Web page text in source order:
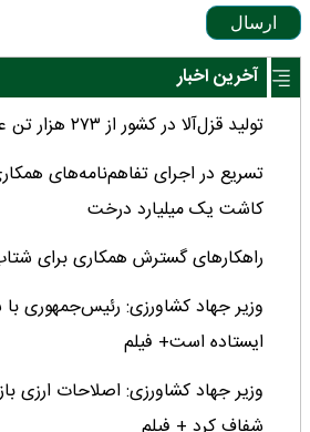
ارسال
آخرین اخبار
تولید قزل‌آلا در کشور از ۲۷۳ هزار تن عبور کرد
تسریع در اجرای تفاهم‌نامه‌های
کاشت یک میلیارد درخت
راهکارهای گسترش همکاری برای
وزیر جهاد کشاورزی: رئیس‌جمهوری
ایستاده است+ فیلم
وزیر جهاد کشاورزی: اصلاحات ارزی